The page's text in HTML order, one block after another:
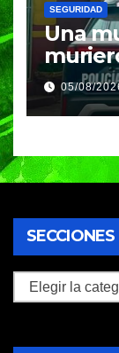
SEGURIDAD
Una
05/08/
SECCIONES
Secciones